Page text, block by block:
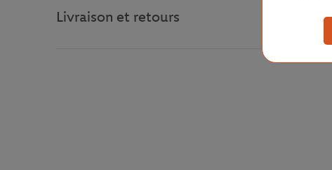
Livraison et retours